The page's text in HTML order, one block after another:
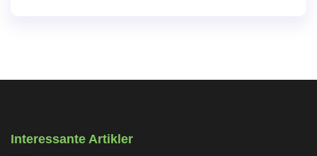
Interessante Artikler